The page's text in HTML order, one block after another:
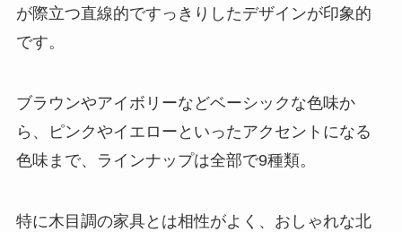
が際立つ直線的ですっきりしたデザインが印象的
です。
ブラウンやアイボリーなどベーシックな色味か
ら、ピンクやイエローといったアクセントになる
色味まで、ラインナップは全部で9種類。
特に木目調の家具とは相性がよく、おしゃれな北